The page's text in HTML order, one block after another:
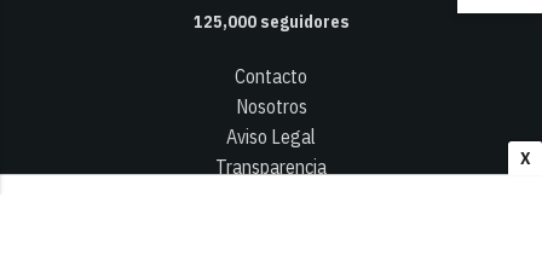
X
125,000seguidores
Contacto
Nosotros
Aviso Legal
Transparencia